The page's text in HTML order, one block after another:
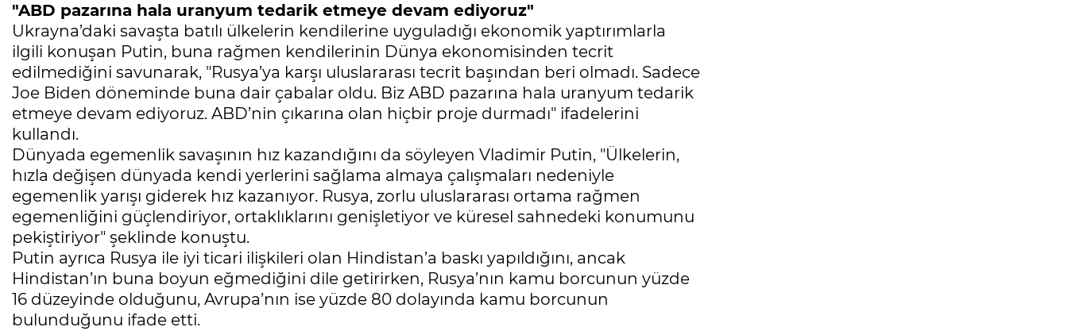
"ABD pazarına hala uranyum tedarik etmeye devam ediyoruz"
Ukrayna’daki savaşta batılı ülkelerin kendilerine uyguladığı ekonomik yaptırımlarla
ilgili konuşan Putin, buna rağmen kendilerinin Dünya ekonomisinden tecrit
edilmediğini savunarak, "Rusya’ya karşı uluslararası tecrit başından beri olmadı. Sadece
Joe Biden döneminde buna dair çabalar oldu. Biz ABD pazarına hala uranyum tedarik
etmeye devam ediyoruz. ABD’nin çıkarına olan hiçbir proje durmadı" ifadelerini
kullandı.
Dünyada egemenlik savaşının hız kazandığını da söyleyen Vladimir Putin, "Ülkelerin,
hızla değişen dünyada kendi yerlerini sağlama almaya çalışmaları nedeniyle
egemenlik yarışı giderek hız kazanıyor. Rusya, zorlu uluslararası ortama rağmen
egemenliğini güçlendiriyor, ortaklıklarını genişletiyor ve küresel sahnedeki konumunu
pekiştiriyor" şeklinde konuştu.
Putin ayrıca Rusya ile iyi ticari ilişkileri olan Hindistan’a baskı yapıldığını, ancak
Hindistan’ın buna boyun eğmediğini dile getirirken, Rusya’nın kamu borcunun yüzde
16 düzeyinde olduğunu, Avrupa’nın ise yüzde 80 dolayında kamu borcunun
bulunduğunu ifade etti.